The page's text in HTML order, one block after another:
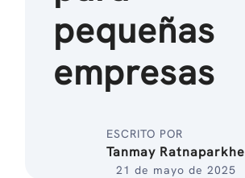
pequeñas
empresas
ESCRITO POR
Tanmay Ratnaparkhe
21 de mayo de 2025